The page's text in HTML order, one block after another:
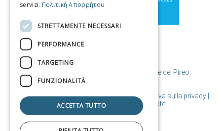
© Copyright Destinazione Pireo / Comune del Pireo
Condizioni d'uso | Politica sui cookie | Informativa sulla privacy
Progettato e realizzato da Cosmote
CHINESE (SIMPLIFIED)
CHINESE
servizi. Πολιτική Απορρήτου
STRETTAMENTE NECESSARI
PERFORMANCE
TARGETING
FUNZIONALITÀ
ACCETTA TUTTO